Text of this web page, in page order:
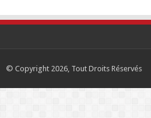
© Copyright 2026, Tout Droits Réservés